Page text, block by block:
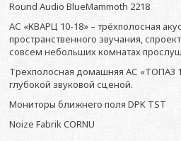
Round Audio BlueMammoth 2218
АС «КВАРЦ 10-18» – трёхполосная
пространственного звучания,
совсем небольших комнатах
Трехполосная домашняя АС «ТОПАЗ
глубокой звуковой сценой.
Мониторы ближнего поля DPK TST
Noize Fabrik CORNU